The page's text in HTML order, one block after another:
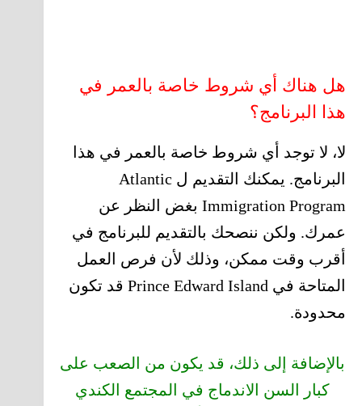
هل هناك أي شروط خاصة بالعمر في
هذا البرنامج؟
لا، لا توجد أي شروط خاصة بالعمر في هذا
البرنامج. يمكنك التقديم ل Atlantic
Immigration Program بغض النظر عن
عمرك. ولكن ننصحك بالتقديم للبرنامج في
أقرب وقت ممكن، وذلك لأن فرص العمل
المتاحة في Prince Edward Island قد تكون
محدودة.
بالإضافة إلى ذلك، قد يكون من الصعب على
كبار السن الاندماج في المجتمع الكندي